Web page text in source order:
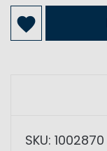
SKU: 1002870